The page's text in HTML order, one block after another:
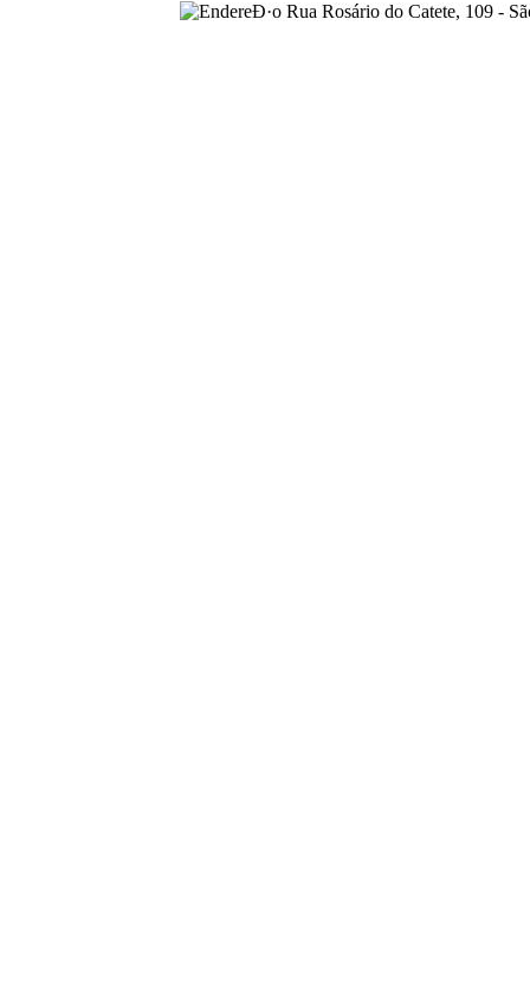
Rua Rosário do Catete, 109 -